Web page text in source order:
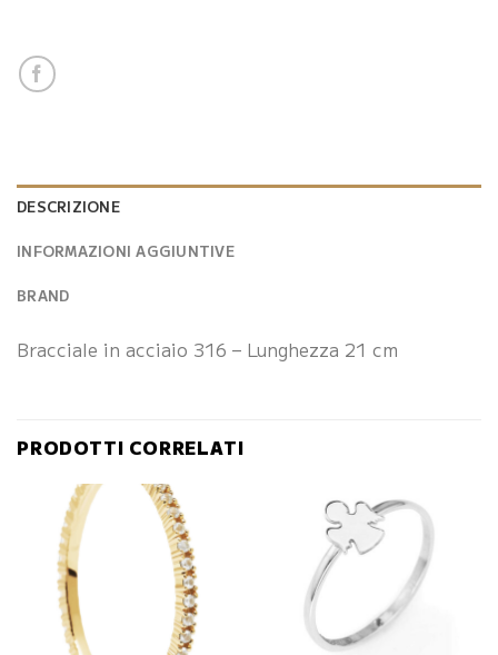
DESCRIZIONE
INFORMAZIONI AGGIUNTIVE
BRAND
Bracciale in acciaio 316 – Lunghezza 21 cm
PRODOTTI CORRELATI